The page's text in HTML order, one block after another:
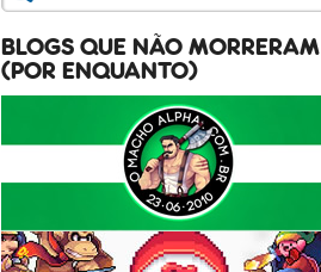
BLOGS QUE NÃO MORRERAM
(POR ENQUANTO)